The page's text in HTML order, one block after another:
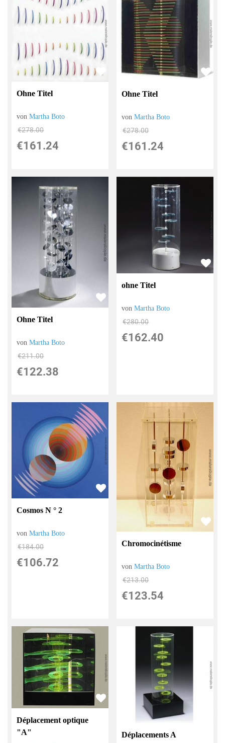
Ohne Titel
vonMartha Boto
€278.00
€161.24
Ohne Titel
vonMartha Boto
€278.00
€161.24
Ohne Titel
vonMartha Boto
€211.00
€122.38
ohne Titel
vonMartha Boto
€280.00
€162.40
Cosmos N ° 2
vonMartha Boto
€184.00
€106.72
Chromocinétisme
vonMartha Boto
€213.00
€123.54
Déplacement optique
"A"
Déplacements A